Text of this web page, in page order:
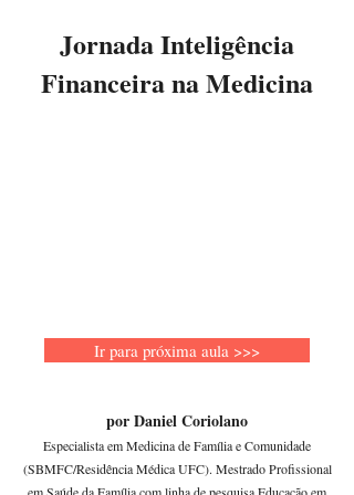
Jornada Inteligência
Financeira na Medicina
Ir para próxima aula >>>
por Daniel Coriolano
Especialista em Medicina de Família e Comunidade
(SBMFC/Residência Médica UFC). Mestrado Profissional